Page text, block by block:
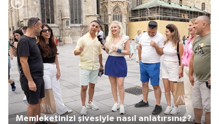
Memleketinizi şivesiyle nasıl anlatırsınız?